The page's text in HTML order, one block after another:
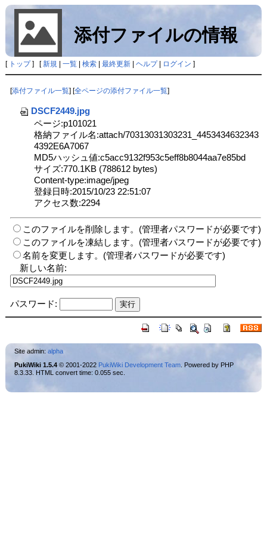
添付ファイルの情報
[ トップ] [新規| 一覧| 検索| 最終更新| ヘルプ| ログイン ]
[添付ファイル一覧] [全ページの添付ファイル一覧]
DSCF2449.jpg
ページ:p101021
格納ファイル名:attach/70313031303231_4453434632343
4392E6A7067
MD5ハッシュ値:c5acc9132f953c5eff8b8044aa7e85bd
サイズ:770.1KB (788612 bytes)
Content-type:image/jpeg
登録日時:2015/10/23 22:51:07
アクセス数:2294
このファイルを削除します。(管理者パスワードが必要です)
このファイルを凍結します。(管理者パスワードが必要です)
名前を変更します。(管理者パスワードが必要です)
新しい名前:
パスワード:
Site admin: alpha
PukiWiki 1.5.4© 2001-2022 PukiWiki Development Team. Powered by PHP
8.3.33. HTML convert time: 0.055 sec.